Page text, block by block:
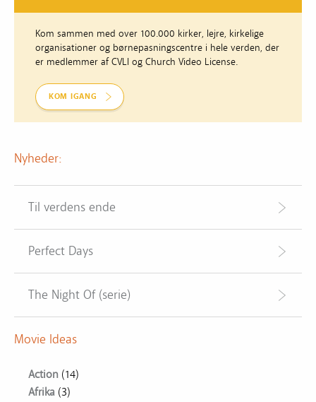
Kom sammen med over 100.000 kirker, lejre, kirkelige
organisationer og børnepasningscentre i hele verden, der
er medlemmer af CVLI og Church Video License.
KOM IGANG
Nyheder:
Til verdens ende
Perfect Days
The Night Of (serie)
Movie Ideas
Action (14)
Afrika (3)